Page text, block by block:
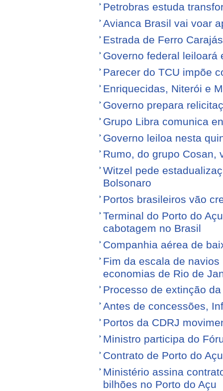
Petrobras estuda
Avianca Brasil vai voar
Estrada de Ferro
Governo federal leiloará
Parecer do TCU impõe
Enriquecidas, Niterói e
Governo prepara
Grupo Libra comunica
Governo leiloa nesta
Rumo, do grupo Cosan,
Witzel pede
Bolsonaro
Portos brasileiros vão
Terminal do Porto do
cabotagem no Brasil
Companhia aérea de
Fim da escala de
economias de Rio de
Processo de extinção
Antes de concessões,
Portos da CDRJ
Ministro participa do
Contrato de Porto do
Ministério assina
bilhões no Porto do Açu